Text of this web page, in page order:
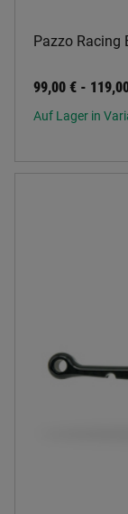
Pazzo Racing
99,00 € -
Auf Lager in